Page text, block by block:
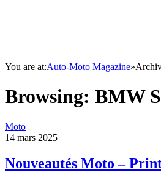
You are at:Auto-Moto Magazine»
Browsing: BMW
Moto
14 mars 2025
Nouveautés Moto –